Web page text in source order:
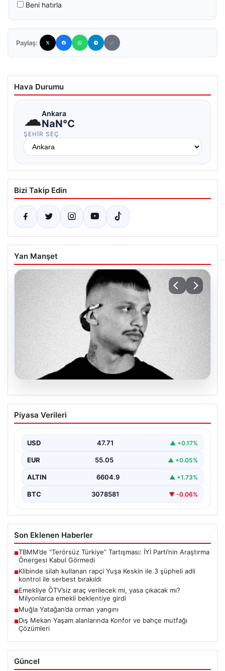
Beni hatırla
Paylaş:
Hava Durumu
☁Ankara
NaN°C
ŞEHIR SEÇ
Bizi Takip Edin
Yan Manşet
06.08.2026
Klibinde silah kullanan rapçi Yuşa
Keskin ile 3 şüpheli adli kontrol ile
Piyasa Verileri
USD 47.71 ▲ +0.17%
EUR 55.05 ▲ +0.05%
ALTIN 6604.9 ▲ +1.73%
BTC 3078581 ▼ -0.06%
Son Eklenen Haberler
■TBMM’de “Terörsüz Türkiye” Tartışması: İYİ Parti’nin Araştırma
Önergesi Kabul Görmedi
■Klibinde silah kullanan rapçi Yuşa Keskin ile 3 şüpheli adli
kontrol ile serbest bırakıldı
■Emekliye ÖTV’siz araç verilecek mi, yasa çıkacak mı?
Milyonlarca emekli beklentiye girdi
■Muğla Yatağan’da orman yangını
■Dış Mekan Yaşam alanlarında Konfor ve bahçe mutfağı
Çözümleri
Güncel